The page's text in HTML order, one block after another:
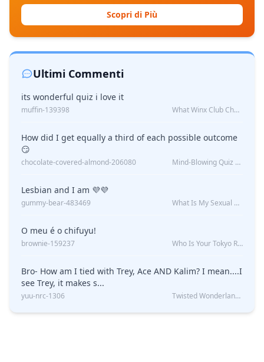
Scopri di Più
Ultimi Commenti
its wonderful quiz i love it
muffin-139398 What Winx Club Character Are You?
How did I get equally a third of each possible outcome
😏
chocolate-covered-almond-206080 Mind-Blowing Quiz Reveals: Will I Be Alone Forever?
Lesbian and I am 💜💜
gummy-bear-483469 What Is My Sexual Orientation: Uncovered
O meu é o chifuyu!
brownie-159237 Who Is Your Tokyo Revengers Boyfriend?
Bro- How am I tied with Trey, Ace AND Kalim? I mean....I
see Trey, it makes s...
yuu-nrc-1306 Twisted Wonderland Kin Quiz